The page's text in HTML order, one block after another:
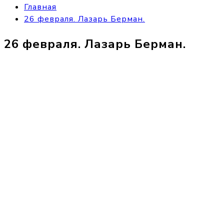
Главная
26 февраля. Лазарь Берман.
26 февраля. Лазарь Берман.